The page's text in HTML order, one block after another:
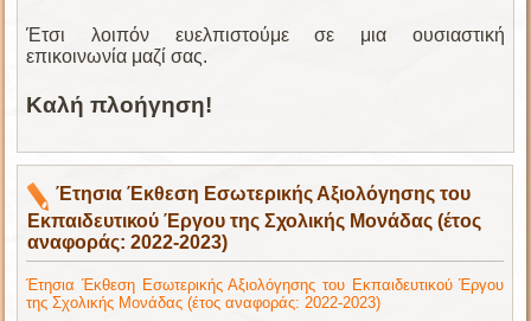
Έτσι λοιπόν ευελπιστούμε σε μια ουσιαστική
επικοινωνία μαζί σας.
Καλή πλοήγηση!
Έτησια Έκθεση Εσωτερικής Αξιολόγησης του
Εκπαιδευτικού Έργου της Σχολικής Μονάδας (έτος
αναφοράς: 2022-2023)
Έτησια Έκθεση Εσωτερικής Αξιολόγησης του Εκπαιδευτικού Έργου
της Σχολικής Μονάδας (έτος αναφοράς: 2022-2023)